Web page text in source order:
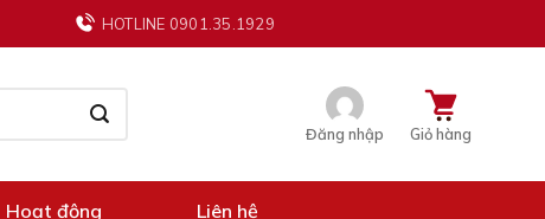
HOTLINE 0901.35.1929
Đăng nhập Giỏ hàng
Hoạt động Liên hệ